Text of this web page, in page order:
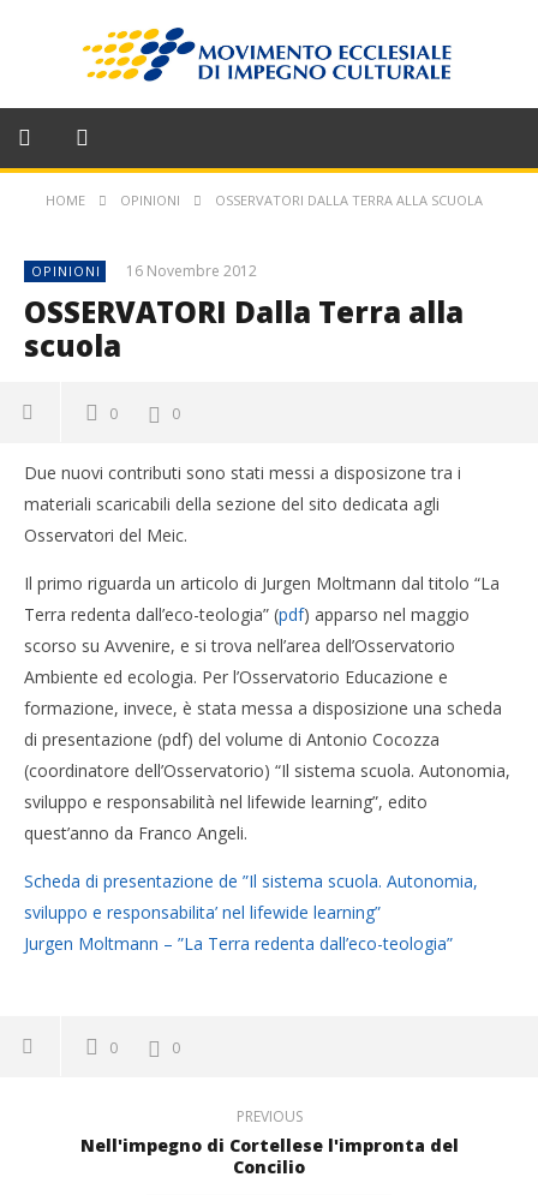
HOME OPINIONI OSSERVATORI DALLA TERRA ALLA SCUOLA
OPINIONI 16 Novembre 2012
OSSERVATORI Dalla Terra alla
scuola
0 0
Due nuovi contributi sono stati messi a disposizone tra i
materiali scaricabili della sezione del sito dedicata agli
Osservatori del Meic.
Il primo riguarda un articolo di Jurgen Moltmann dal titolo “La
Terra redenta dall’eco-teologia” (pdf) apparso nel maggio
scorso su Avvenire, e si trova nell’area dell’Osservatorio
Ambiente ed ecologia. Per l’Osservatorio Educazione e
formazione, invece, è stata messa a disposizione una scheda
di presentazione (pdf) del volume di Antonio Cocozza
(coordinatore dell’Osservatorio) “Il sistema scuola. Autonomia,
sviluppo e responsabilità nel lifewide learning”, edito
quest’anno da Franco Angeli.
Scheda di presentazione de ”Il sistema scuola. Autonomia,
sviluppo e responsabilita’ nel lifewide learning”
Jurgen Moltmann – ”La Terra redenta dall’eco-teologia”
0 0
PREVIOUS
Nell'impegno di Cortellese l'impronta del
Concilio